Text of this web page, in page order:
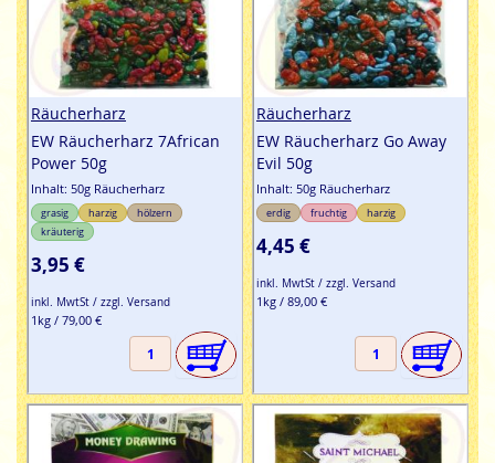
Räucherharz
EW Räucherharz 7African
Power 50g
Inhalt: 50g Räucherharz
grasig harzig
hölzern
kräuterig
3,95 €
inkl. MwtSt / zzgl. Versand
1kg / 79,00 €
Räucherharz
EW Räucherharz Go Away
Evil 50g
Inhalt: 50g Räucherharz
erdig fruchtig harzig
4,45 €
inkl. MwtSt / zzgl. Versand
1kg / 89,00 €